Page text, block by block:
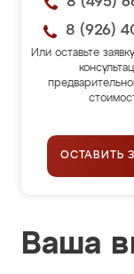
8 (926)
Или оставьте
ОСТАВИТЬ
Ваша